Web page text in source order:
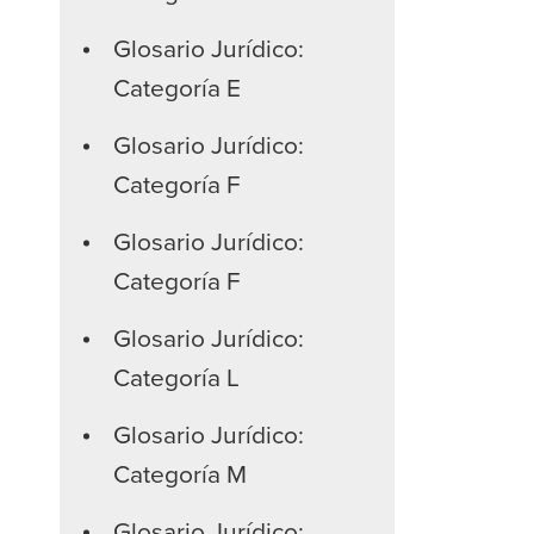
Glosario Jurídico:
Categoría E
Glosario Jurídico:
Categoría F
Glosario Jurídico:
Categoría F
Glosario Jurídico:
Categoría L
Glosario Jurídico:
Categoría M